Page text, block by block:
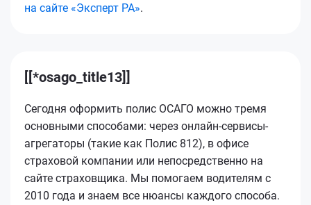
на сайте «Эксперт РА».
[[*osago_title13]]
Сегодня оформить полис ОСАГО можно тремя
основными способами: через онлайн-сервисы-
агрегаторы (такие как Полис 812), в офисе
страховой компании или непосредственно на
сайте страховщика. Мы помогаем водителям с
2010 года и знаем все нюансы каждого способа.